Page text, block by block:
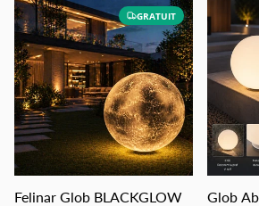
GRATUIT
Felinar Glob BLACKGLOW
Glob